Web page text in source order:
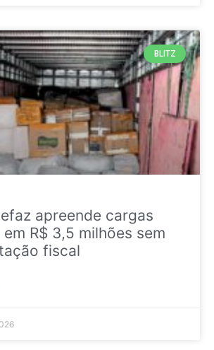
BLITZ
apreende cargas
R$ 3,5 milhões sem
fiscal